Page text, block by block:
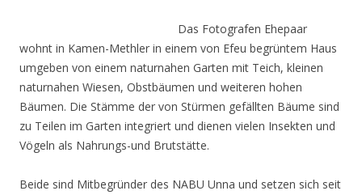
Das Fotografen Ehepaar
wohnt in Kamen-Methler in einem von Efeu begrüntem Haus
umgeben von einem naturnahen Garten mit Teich, kleinen
naturnahen Wiesen, Obstbäumen und weiteren hohen
Bäumen. Die Stämme der von Stürmen gefällten Bäume sind
zu Teilen im Garten integriert und dienen vielen Insekten und
Vögeln als Nahrungs-und Brutstätte.
Beide sind Mitbegründer des NABU Unna und setzen sich seit